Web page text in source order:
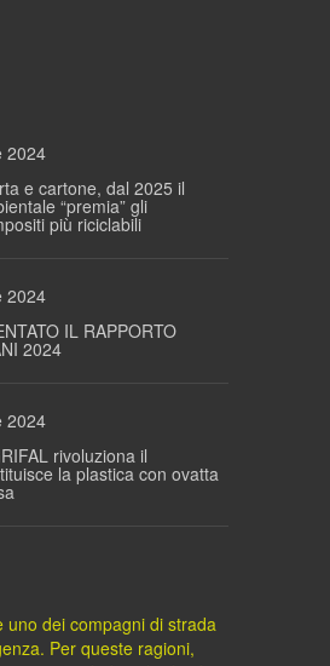
2024
e cartone, dal 2025 il
“premia” gli
più riciclabili
2024
IL RAPPORTO
2024
2024
rivoluziona il
la plastica con ovatta
uno dei compagni di strada
Per queste ragioni,